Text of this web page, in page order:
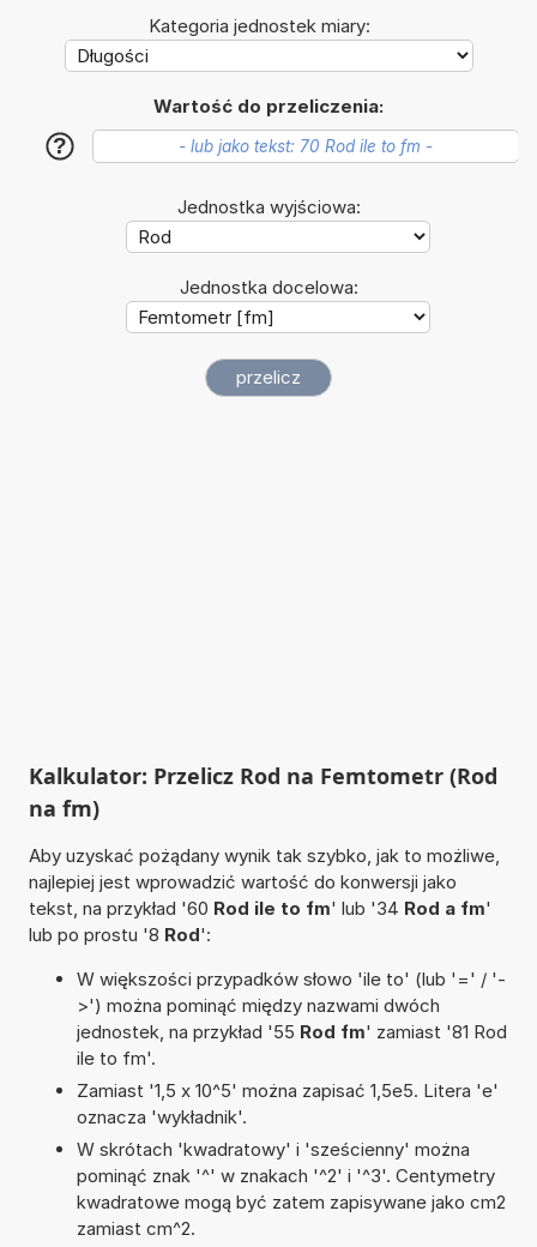
Kategoria jednostek miary:
Wartość do przeliczenia:
?
Jednostka wyjściowa:
Jednostka docelowa:
Kalkulator: Przelicz Rod na Femtometr (Rod
na fm)
Aby uzyskać pożądany wynik tak szybko, jak to możliwe,
najlepiej jest wprowadzić wartość do konwersji jako
tekst, na przykład '60 Rod ile to fm' lub '34 Rod a fm'
lub po prostu '8 Rod':
W większości przypadków słowo 'ile to' (lub '=' / '-
>') można pominąć między nazwami dwóch
jednostek, na przykład '55 Rod fm' zamiast '81 Rod
ile to fm'.
Zamiast '1,5 x 10^5' można zapisać 1,5e5. Litera 'e'
oznacza 'wykładnik'.
W skrótach 'kwadratowy' i 'sześcienny' można
pominąć znak '^' w znakach '^2' i '^3'. Centymetry
kwadratowe mogą być zatem zapisywane jako cm2
zamiast cm^2.